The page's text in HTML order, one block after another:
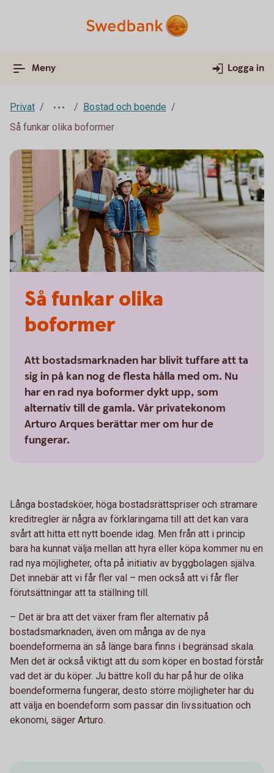
Meny Logga in
Privat
Bostad och boende
Så funkar olika boformer
Så funkar olika
boformer
Att bostadsmarknaden har blivit tuffare att ta
sig in på kan nog de flesta hålla med om. Nu
har en rad nya boformer dykt upp, som
alternativ till de gamla. Vår privatekonom
Arturo Arques berättar mer om hur de
fungerar.
Långa bostadsköer, höga bostadsrättspriser och stramare
kreditregler är några av förklaringarna till att det kan vara
svårt att hitta ett nytt boende idag. Men från att i princip
bara ha kunnat välja mellan att hyra eller köpa kommer nu en
rad nya möjligheter, ofta på initiativ av byggbolagen själva.
Det innebär att vi får fler val – men också att vi får fler
förutsättningar att ta ställning till.
– Det är bra att det växer fram fler alternativ på
bostadsmarknaden, även om många av de nya
boendeformerna än så länge bara finns i begränsad skala.
Men det är också viktigt att du som köper en bostad förstår
vad det är du köper. Ju bättre koll du har på hur de olika
boendeformerna fungerar, desto större möjligheter har du
att välja en boendeform som passar din livssituation och
ekonomi, säger Arturo.